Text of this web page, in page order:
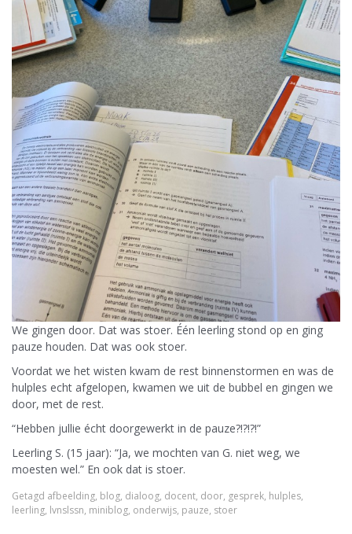
We gingen door. Dat was stoer. Één leerling stond op en ging
pauze houden. Dat was ook stoer.
Voordat we het wisten kwam de rest binnenstormen en was de
hulples echt afgelopen, kwamen we uit de bubbel en gingen we
door, met de rest.
“Hebben jullie écht doorgewerkt in de pauze?!?!?!”
Leerling S. (15 jaar): “Ja, we mochten van G. niet weg, we
moesten wel.” En ook dat is stoer.
Getagd afbeelding, blog, dialoog, docent, door, gesprek, hulples,
leerling, lvnslssn, miniblog, onderwijs, pauze, stoer